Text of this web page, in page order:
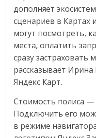
дополняет
сценариев в Картах
могут посмотреть,
места, оплатить
сразу
рассказывает
Яндекс Карт.
Стоимость полиса —
Подключить его
в режиме